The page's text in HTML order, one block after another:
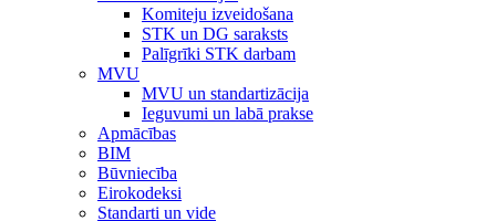
Komiteju izveidošana
STK un DG saraksts
Palīgrīki STK darbam
MVU
MVU un standartizācija
Ieguvumi un labā prakse
Apmācības
BIM
Būvniecība
Eirokodeksi
Standarti un vide